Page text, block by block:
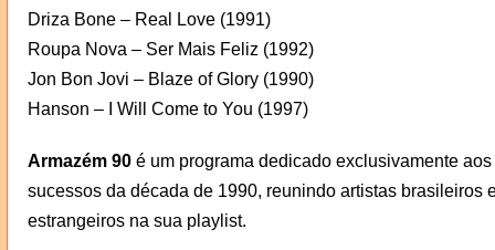
Driza Bone – Real Love (1991)
Roupa Nova – Ser Mais Feliz (1992)
Jon Bon Jovi – Blaze of Glory (1990)
Hanson – I Will Come to You (1997)
Armazém 90é um programa dedicado exclusivamente aos
sucessos da década de 1990, reunindo artistas brasileiros
estrangeiros na sua playlist.